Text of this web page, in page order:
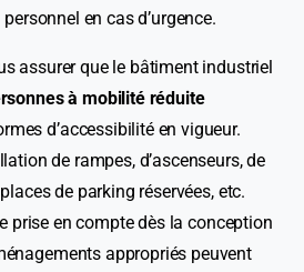
en cas d’urgence.
assurer que le bâtiment industriel
à mobilité réduite
d’accessibilité en vigueur.
de rampes, d’ascenseurs, de
de parking réservées, etc.
prise en compte dès la conception
appropriés peuvent